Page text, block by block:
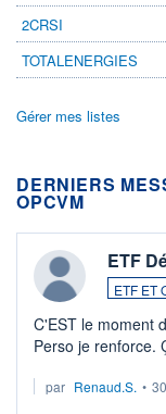
2CRSI
TOTALENERGIES
Gérer mes listes
DERNIERS
OPCVM
ETF
ETF ET
C'EST le moment
Perso je renforce.
Investissement
par Renaud.S. •